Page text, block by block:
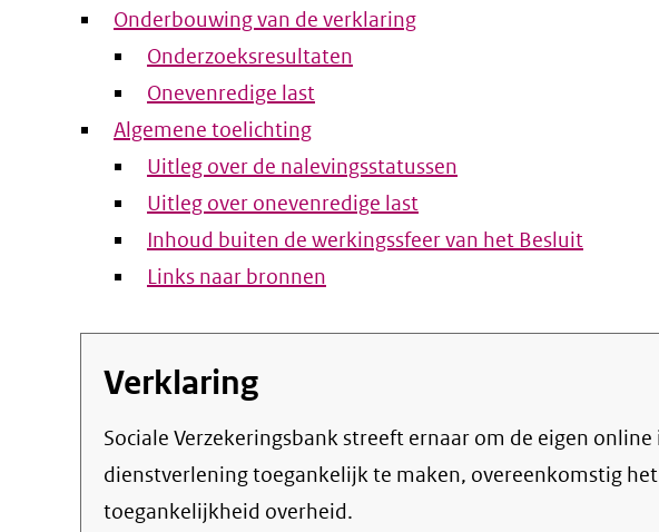
Onderbouwing van de verklaring
Onderzoeksresultaten
Onevenredige last
Algemene toelichting
Uitleg over de nalevingsstatussen
Uitleg over onevenredige last
Inhoud buiten de werkingssfeer van het Besluit
Links naar bronnen
Verklaring
Sociale Verzekeringsbank streeft ernaar om de eigen online informatie en
dienstverlening toegankelijk te maken, overeenkomstig het
toegankelijkheid overheid.